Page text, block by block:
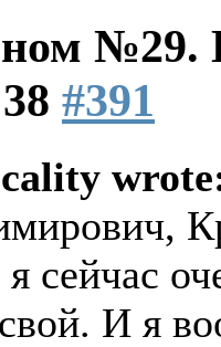
№29.
#391
сейчас
И я